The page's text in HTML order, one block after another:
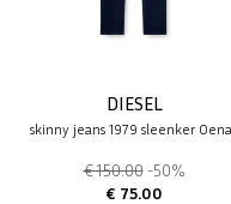
DIESEL
skinny jeans 1979 sleenker
€ 150.00 -50%
€ 75.00